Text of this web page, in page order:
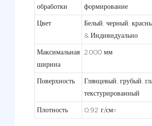
обработки
формирование
Цвет
Белый, черный,
& Индивидуально
Максимальная
ширина
2000 мм
Поверхность
Глянцевый, грубый,
текстурированный
Плотность
0,92 г/см=